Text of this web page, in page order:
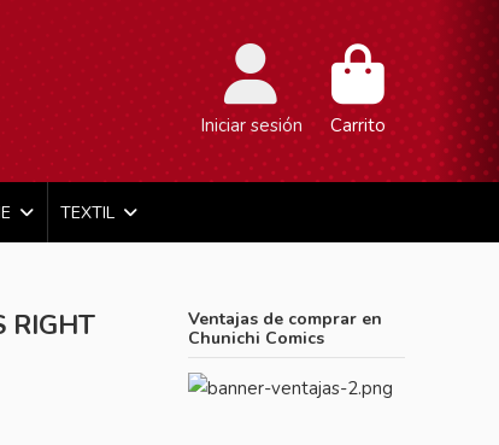
Iniciar sesión Carrito
TEXTIL
RIGHT
Ventajas de comprar en
Chunichi Comics